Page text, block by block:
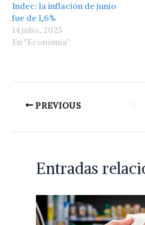
Indec: la inflación de junio
fue de 1,6%
14 julio, 2025
En "Economía"
PREVIOUS
Entradas